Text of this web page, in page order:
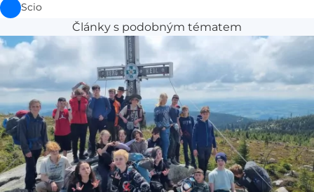
Scio
Články s podobným tématem